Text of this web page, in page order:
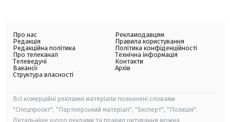
Про нас
Редакція
Редакційна політика
Про телеканал
Телеведучі
Вакансії
Структура власності
Рекламодавцям
Правила користування
Політика конфіденційності
Технічна інформація
Контакти
Архів
Всі комерційні рекламні матеріали позначені словами
"Спецпроєкт", "Партнерський матеріал", "Експерт", "Позиція".
Детальніше щодо реклами та правил цитування можна